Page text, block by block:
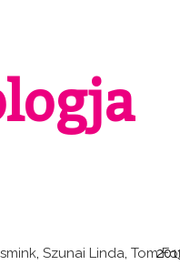
smink, Szunai Linda, Tom